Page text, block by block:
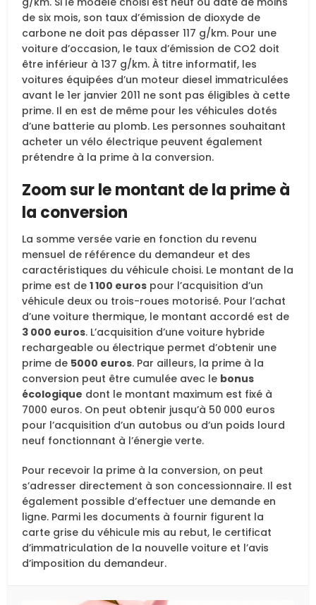
de six mois, son taux d’émission de dioxyde de
carbone ne doit pas dépasser 117 g/km. Pour une
voiture d’occasion, le taux d’émission de CO2 doit
être inférieur à 137 g/km. À titre informatif, les
voitures équipées d’un moteur diesel immatriculées
avant le 1er janvier 2011 ne sont pas éligibles à cette
prime. Il en est de même pour les véhicules dotés
d’une batterie au plomb. Les personnes souhaitant
acheter un vélo électrique peuvent également
prétendre à la prime à la conversion.
Zoom sur le montant de la prime à
la conversion
La somme versée varie en fonction du revenu
mensuel de référence du demandeur et des
caractéristiques du véhicule choisi. Le montant de la
prime est de1 100 euros pour l’acquisition d’un
véhicule deux ou trois-roues motorisé. Pour l’achat
d’une voiture thermique, le montant accordé est de
3 000 euros. L’acquisition d’une voiture hybride
rechargeable ou électrique permet d’obtenir une
prime de 5000 euros. Par ailleurs, la prime à la
conversion peut être cumulée avec le bonus
écologique dont le montant maximum est fixé à
7000 euros. On peut obtenir jusqu’à 50 000 euros
pour l’acquisition d’un autobus ou d’un poids lourd
neuf fonctionnant à l’énergie verte.
Pour recevoir la prime à la conversion, on peut
s’adresser directement à son concessionnaire. Il est
également possible d’effectuer une demande en
ligne. Parmi les documents à fournir figurent la
carte grise du véhicule mis au rebut, le certificat
d’immatriculation de la nouvelle voiture et l’avis
d’imposition du demandeur.